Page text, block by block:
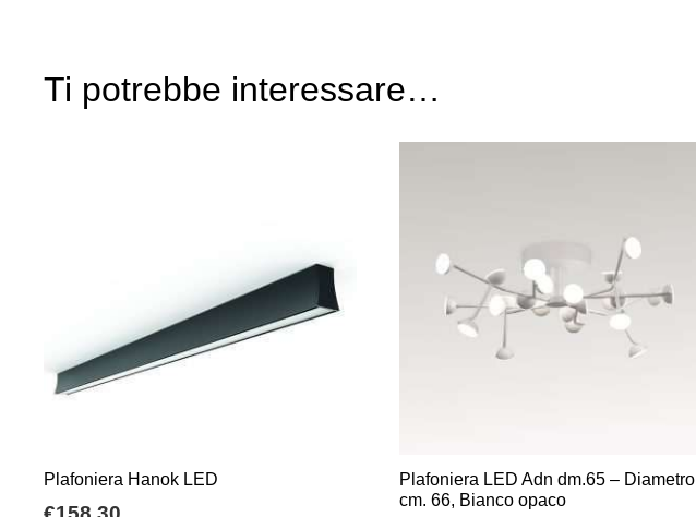
Ti potrebbe interessare…
Plafoniera Hanok LED
Plafoniera LED Adn dm.65 – Diametro
cm. 66, Bianco opaco